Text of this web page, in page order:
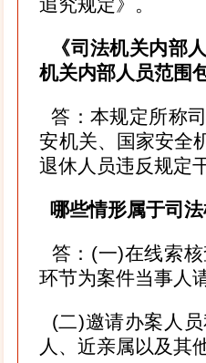
《司法机关内部
机关内部人员范围
答：本规定所称
安机关、国家安全
退休人员违反规定
哪些情形属于司
答：(一)在线索
环节为案件当事人
(二)邀请办案人
人、近亲属以及其